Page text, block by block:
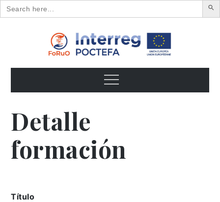
Search
for:
FoRuO
frutos
Menu
Detalle
formación
Título